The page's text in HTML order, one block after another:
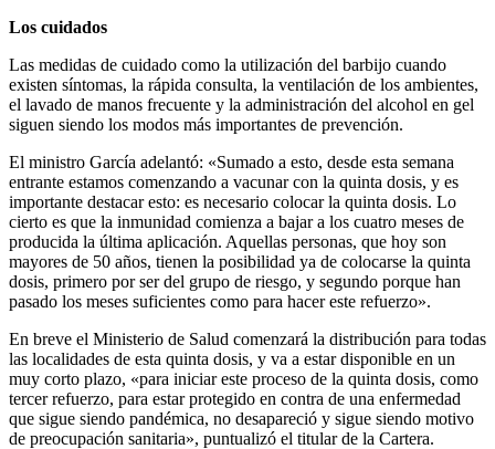
Los cuidados
Las medidas de cuidado como la utilización del barbijo cuando
existen síntomas, la rápida consulta, la ventilación de los ambientes,
el lavado de manos frecuente y la administración del alcohol en gel
siguen siendo los modos más importantes de prevención.
El ministro García adelantó: «Sumado a esto, desde esta semana
entrante estamos comenzando a vacunar con la quinta dosis, y es
importante destacar esto: es necesario colocar la quinta dosis. Lo
cierto es que la inmunidad comienza a bajar a los cuatro meses de
producida la última aplicación. Aquellas personas, que hoy son
mayores de 50 años, tienen la posibilidad ya de colocarse la quinta
dosis, primero por ser del grupo de riesgo, y segundo porque han
pasado los meses suficientes como para hacer este refuerzo».
En breve el Ministerio de Salud comenzará la distribución para todas
las localidades de esta quinta dosis, y va a estar disponible en un
muy corto plazo, «para iniciar este proceso de la quinta dosis, como
tercer refuerzo, para estar protegido en contra de una enfermedad
que sigue siendo pandémica, no desapareció y sigue siendo motivo
de preocupación sanitaria», puntualizó el titular de la Cartera.